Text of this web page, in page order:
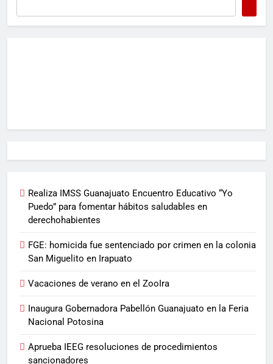
Realiza IMSS Guanajuato Encuentro Educativo “Yo
Puedo” para fomentar hábitos saludables en
derechohabientes
FGE: homicida fue sentenciado por crimen en la colonia
San Miguelito en Irapuato
Vacaciones de verano en el ZooIra
Inaugura Gobernadora Pabellón Guanajuato en la Feria
Nacional Potosina
Aprueba IEEG resoluciones de procedimientos
sancionadores